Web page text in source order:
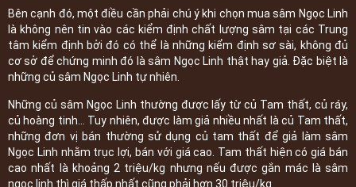
Bên cạnh đó, một điều cần phải chú ý khi chọn mua sâm Ngọc Linh
là không nên tin vào các kiểm định chất lượng sâm tại các Trung
tâm kiểm định bởi đó có thể là những kiểm định sơ sài, không đủ
cơ sở để chứng minh đó là sâm Ngọc Linh thật hay giả. Đặc biệt là
những củ sâm Ngọc Linh tự nhiên.
Những củ sâm Ngọc Linh thường được lấy từ củ Tam thất, củ ráy,
củ hoàng tinh… Tuy nhiên, được làm giả nhiều nhất là củ Tam thất,
những đơn vị bán thường sử dụng củ tam thất để giả làm sâm
Ngọc Linh nhằm trục lợi, bán với giá cao. Tam thất hiện có giá bán
cao nhất là khoảng 2 triệu/kg nhưng nếu được gắn mác là sâm
ngọc linh thì giá thấp nhất cũng phải hơn 30 triệu/kg.